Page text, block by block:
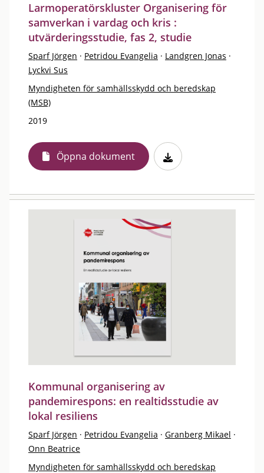
Larmoperatörskluster Organisering för
samverkan i vardag och kris :
utvärderingsstudie, fas 2, studie
Sparf Jörgen · Petridou Evangelia · Landgren Jonas ·
Lyckvi Sus
Myndigheten för samhällsskydd och beredskap
(MSB)
2019
Öppna dokument
Kommunal organisering av
pandemirespons: en realtidsstudie av
lokal resiliens
Sparf Jörgen · Petridou Evangelia · Granberg Mikael ·
Onn Beatrice
Myndigheten för samhällsskydd och beredskap